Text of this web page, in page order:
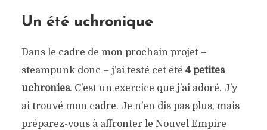
Un été uchronique
Dans le cadre de mon prochain projet –
steampunk donc – j’ai testé cet été 4 petites
uchronies. C’est un exercice que j’ai adoré. J’y
ai trouvé mon cadre. Je n’en dis pas plus, mais
préparez-vous à affronter le Nouvel Empire